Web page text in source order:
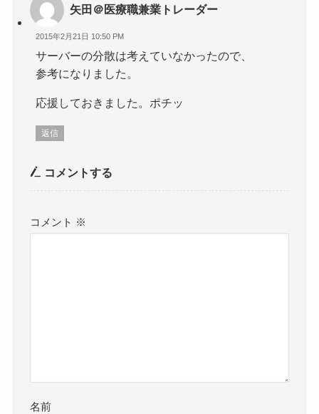
矢田＠医療職兼業トレーダー
2015年2月21日 10:50 PM
サーバーの分散は考えていなかったので、
参考になりました。
応援しておきました。ポチッ
返信
コメントする
コメント ※
名前